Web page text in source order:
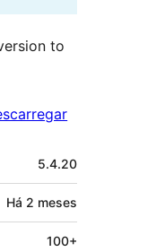
to
5.4.20
Há 2 meses
100+